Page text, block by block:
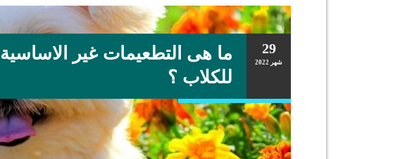
29
شهر 2022
ما هى التطعيمات غير الاساسية
للكلاب ؟